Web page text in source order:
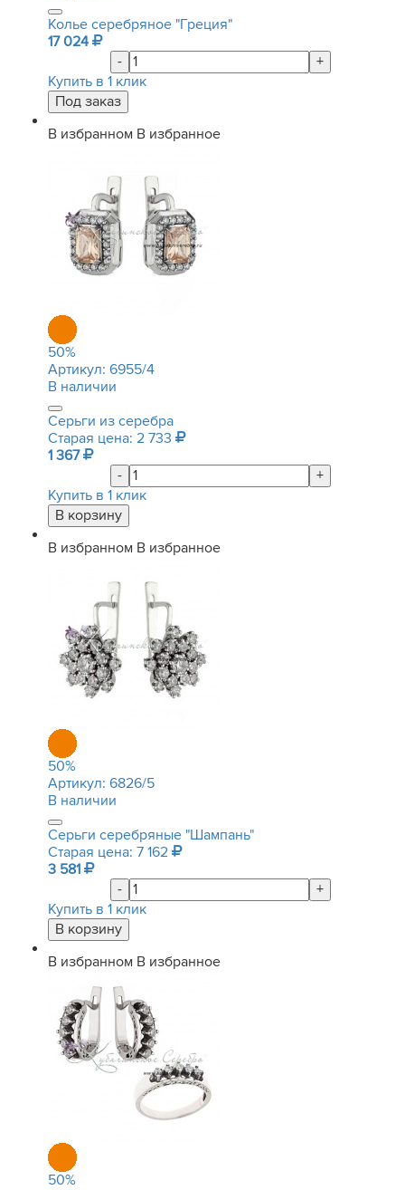
Колье серебряное "Греция"
17 024
-
+
Купить в 1 клик
В избранном В избранное
50%
Артикул: 6955/4
В наличии
Серьги из серебра
Старая цена: 2 733
1 367
-
+
Купить в 1 клик
В избранном В избранное
50%
Артикул: 6826/5
В наличии
Серьги серебряные "Шампань"
Старая цена: 7 162
3 581
-
+
Купить в 1 клик
В избранном В избранное
50%